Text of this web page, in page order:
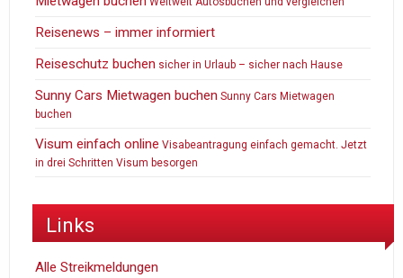
Reisenews – immer informiert
Reiseschutz buchen sicher in Urlaub – sicher nach Hause
Sunny Cars Mietwagen buchen Sunny Cars Mietwagen
buchen
Visum einfach online Visabeantragung einfach gemacht. Jetzt
in drei Schritten Visum besorgen
Links
Alle Streikmeldungen